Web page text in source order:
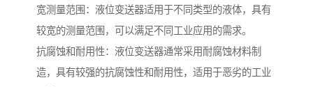
宽测量范围：液位变送器适用于不同类型的液体，具有
较宽的测量范围，可以满足不同工业应用的需求。
抗腐蚀和耐用性：液位变送器通常采用耐腐蚀材料制
造，具有较强的抗腐蚀性和耐用性，适用于恶劣的工业